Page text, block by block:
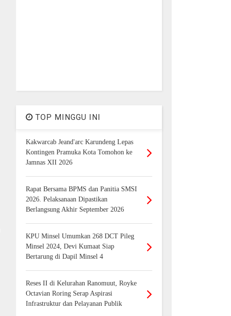
TOP MINGGU INI
Kakwarcab Jeand'arc Karundeng Lepas
Kontingen Pramuka Kota Tomohon ke
Jamnas XII 2026
Rapat Bersama BPMS dan Panitia SMSI
2026. Pelaksanaan Dipastikan
Berlangsung Akhir September 2026
KPU Minsel Umumkan 268 DCT Pileg
Minsel 2024, Devi Kumaat Siap
Bertarung di Dapil Minsel 4
Reses II di Kelurahan Ranomuut, Royke
Octavian Roring Serap Aspirasi
Infrastruktur dan Pelayanan Publik